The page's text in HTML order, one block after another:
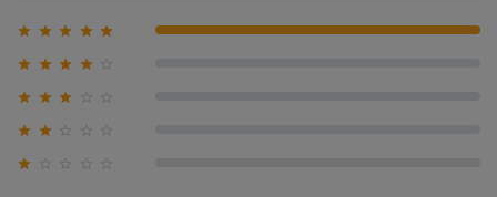
     100% (1)
   
  
 
